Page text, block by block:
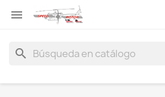

search